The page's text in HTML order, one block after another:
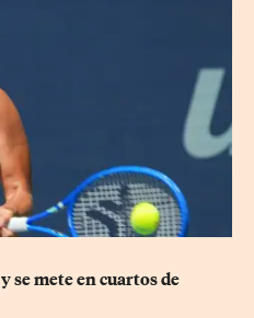
se mete en cuartos de